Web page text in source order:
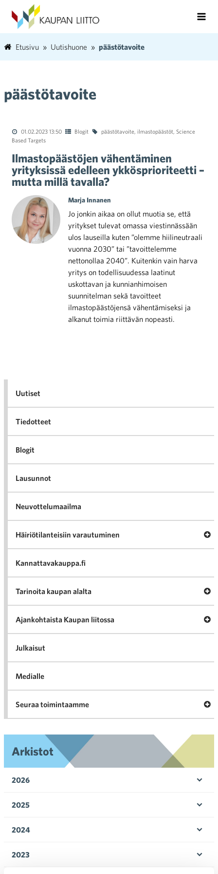
Etusivu Uutishuone päästötavoite
päästötavoite
01.02.2023 13:50 Blogit päästötavoite, ilmastopäästöt, Science
Based Targets
Ilmastopäästöjen vähentäminen
yrityksissä edelleen ykkösprioriteetti –
mutta millä tavalla?
Marja Innanen
Jo jonkin aikaa on ollut muotia se, että
yritykset tulevat omassa viestinnässään
ulos lauseilla kuten ”olemme hiilineutraali
vuonna 2030” tai ”tavoittelemme
nettonollaa 2040”. Kuitenkin vain harva
yritys on todellisuudessa laatinut
uskottavan ja kunnianhimoisen
suunnitelman sekä tavoitteet
ilmastopäästöjensä vähentämiseksi ja
alkanut toimia riittävän nopeasti.
Uutiset
Tiedotteet
Blogit
Lausunnot
Neuvottelumaailma
Häiriötilanteisiin varautuminen
Kannattavakauppa.fi
Tarinoita kaupan alalta
Ajankohtaista Kaupan liitossa
Julkaisut
Medialle
Seuraa toimintaamme
Arkistot
2026
2025
2024
2023